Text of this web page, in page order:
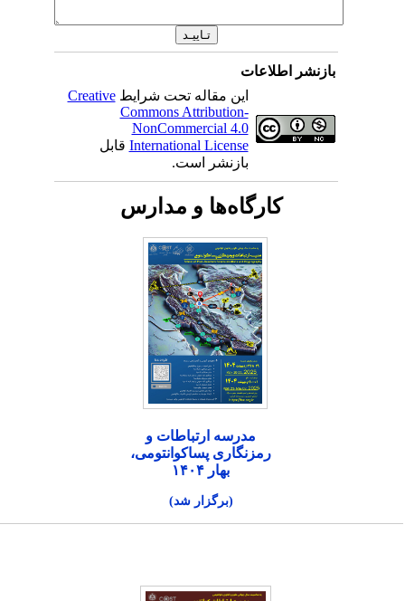
بازنشر اطلاعات
این مقاله تحت شرایطCreative
Commons Attribution-
NonCommercial 4.0
International Licenseقابل
بازنشر است.
کارگاه‌ها و مدارس
مدرسه ارتباطات و
رمزنگاری پساکوانتومی،
بهار ۱۴۰۴
(برگزار شد)